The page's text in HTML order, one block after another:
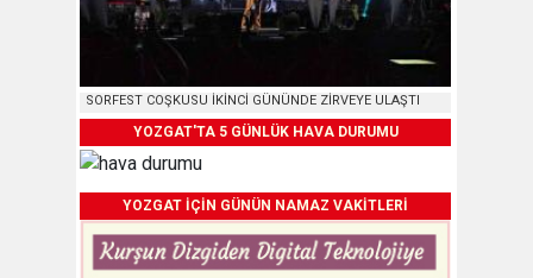
SORFEST COŞKUSU İKİNCİ GÜNÜNDE ZİRVEYE ULAŞTI
YOZGAT'TA 5 GÜNLÜK HAVA DURUMU
YOZGAT İÇİN GÜNÜN NAMAZ VAKİTLERİ